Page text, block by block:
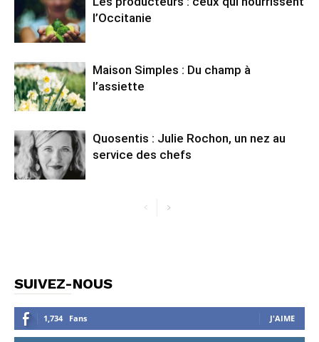
l’Occitanie
Maison Simples : Du champ à
l’assiette
Quosentis : Julie Rochon, un nez au
service des chefs
SUIVEZ-NOUS
1,734 Fans J'AIME